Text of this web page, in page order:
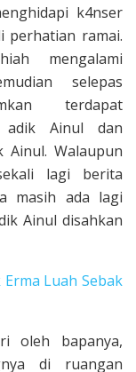
k4nser
perhatian ramai.
mengalami
selepas
terdapat
adik Ainul dan
Ainul. Walaupun
lagi berita
masih ada lagi
Ainul disahkan
Luah Sebak
oleh bapanya,
di ruangan